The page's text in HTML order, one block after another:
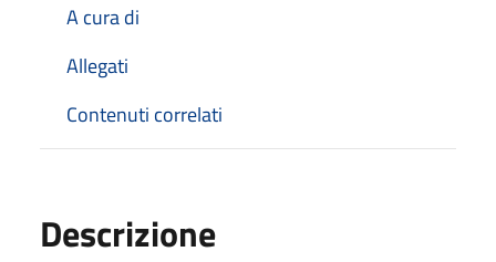
A cura di
Allegati
Contenuti correlati
Descrizione